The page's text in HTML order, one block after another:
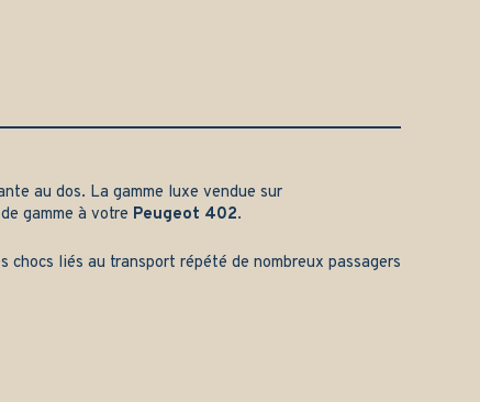
au dos. La gamme luxe vendue sur
gamme à votre Peugeot 402.
liés au transport répété de nombreux passagers